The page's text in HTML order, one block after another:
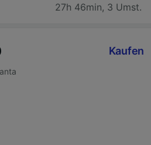
27h 46min, 3 Umst.
Kaufen